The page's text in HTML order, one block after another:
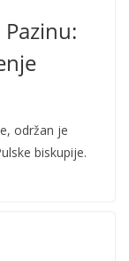
održan je
biskupije.